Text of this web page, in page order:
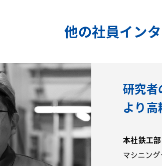
他の社員イン
研究者
より
本社鉄工
マシニン